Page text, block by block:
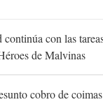
con las
de Malvinas
cobro de